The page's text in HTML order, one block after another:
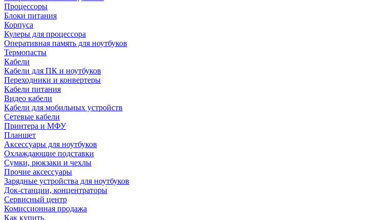
Процессоры
Блоки питания
Корпуса
Кулеры для процессора
Оперативная память для ноутбуков
Термопасты
Кабели
Кабели для ПК и ноутбуков
Переходники и конвертеры
Кабели питания
Видео кабели
Кабели для мобильных устройств
Сетевые кабели
Принтера и МФУ
Планшет
Аксессуары для ноутбуков
Охлаждающие подставки
Сумки, рюкзаки и чехлы
Прочие аксессуары
Зарядные устройства для ноутбуков
Док-станции, концентраторы
Сервисный центр
Комиссионная продажа
Как купить